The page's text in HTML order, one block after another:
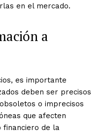
en el mercado.
a
es importante
deben ser precisos
o imprecisos
que afecten
financiero de la